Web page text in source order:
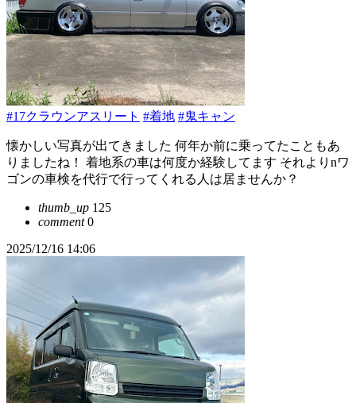
#17クラウンアスリート #着地 #鬼キャン
懐かしい写真が出てきました 何年か前に乗ってたこともあ
りましたね！ 着地系の車は何度か経験してます それよりnワ
ゴンの車検を代行で行ってくれる人は居ませんか？
thumb_up 125
comment0
2025/12/16 14:06